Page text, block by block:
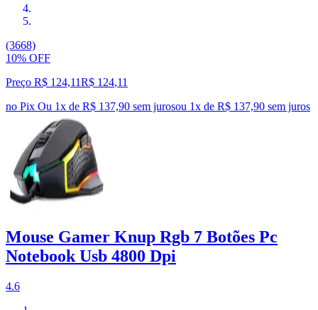
(3668)
10% OFF
Preço R$ 124,11R$ 124,11
no Pix Ou 1x de R$ 137,90 sem jurosou 1x de R$ 137,90 sem juros
Mouse Gamer Knup Rgb 7 Botões Pc
Notebook Usb 4800 Dpi
4.6